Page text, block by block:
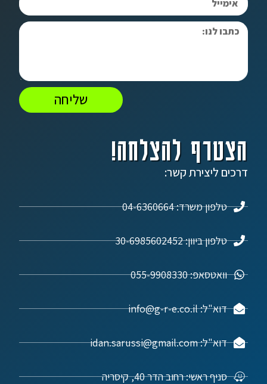
הצטרף להצלחה!
דרכים ליצירת קשר:
טלפון משרד: 04-6360664
טלפון ביוון: 30-6985602452
וואטסאפ: 055-9908330
דוא"ל: info@g-r-e.co.il
דוא"ל: idan.sarussi@gmail.com
סניף ראשי: רחוב הדר 40, קיסריה
שליחה